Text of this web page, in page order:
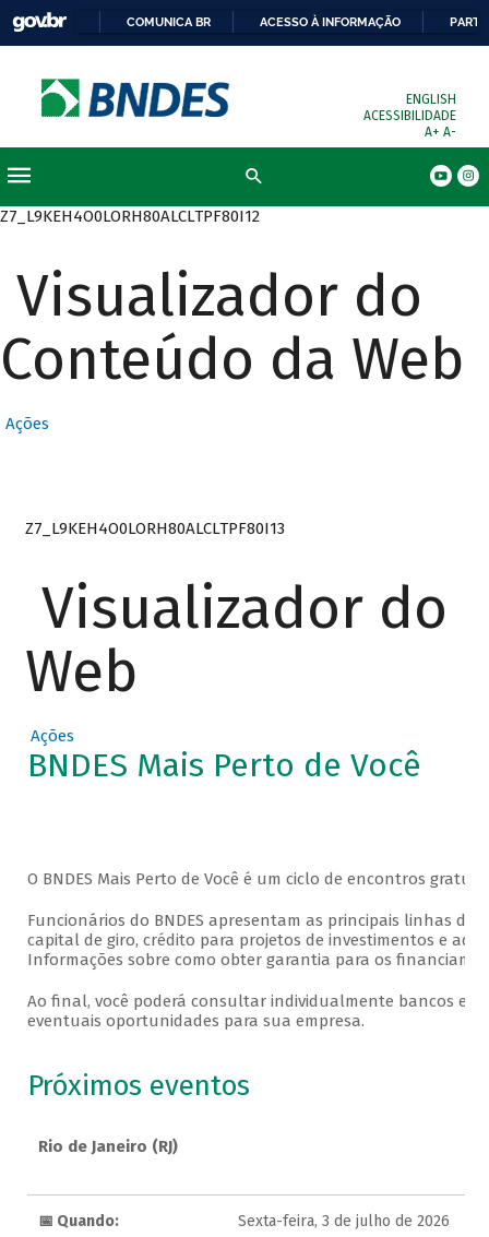
COMUNICA BR ACESSO À INFORMAÇÃO
ENGLISH
ACESSIBILIDADE
A+ A-
Z7_L9KEH4O0LORH80ALCLTPF80I12
Visualizador do
Conteúdo da Web
Ações
Z7_L9KEH4O0LORH80ALCLTPF80I13
Visualizador do
Web
Ações
BNDES Mais Perto de Você
O BNDES Mais Perto de Você é um ciclo de encontros
Funcionários do BNDES apresentam as principais linhas
capital de giro, crédito para projetos de investimentos e
Informações sobre como obter garantia para os
Ao final, você poderá consultar individualmente bancos e
eventuais oportunidades para sua empresa.
Próximos eventos
Rio de Janeiro (RJ)
📅 Quando: Sexta-feira, 3 de julho de 2026